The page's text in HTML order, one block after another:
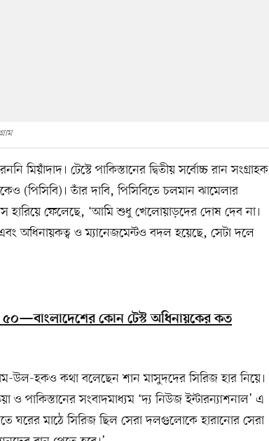
টেস্টে পাকিস্তানের দ্বিতীয় সর্বোচ্চ রান সংগ্রাহক
(পিসিবি)। তাঁর দাবি, পিসিবিতে চলমান ঝামেলার
হারিয়ে ফেলেছে, ‘আমি শুধু খেলোয়াড়দের দোষ দেব না।
অধিনায়কত্ব ও ম্যানেজমেন্টও বদল হয়েছে, সেটা দলে
কোন টেস্ট অধিনায়কের কত
উল-হকও কথা বলেছেন শান মাসুদদের সিরিজ হার নিয়ে।
ও পাকিস্তানের সংবাদমাধ্যম ‘দ্য নিউজ ইন্টারন্যাশনাল’ এ
ঘরের মাঠে সিরিজ ছিল সেরা দলগুলোকে হারানোর সেরা